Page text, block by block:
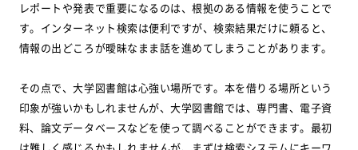
レポートや発表で重要になるのは、根拠のある情報を使うことで
す。インターネット検索は便利ですが、検索結果だけに頼ると、
情報の出どころが曖昧なまま話を進めてしまうことがあります。
その点で、大学図書館は心強い場所です。本を借りる場所という
印象が強いかもしれませんが、大学図書館では、専門書、電子資
料、論文データベースなどを使って調べることができます。最初